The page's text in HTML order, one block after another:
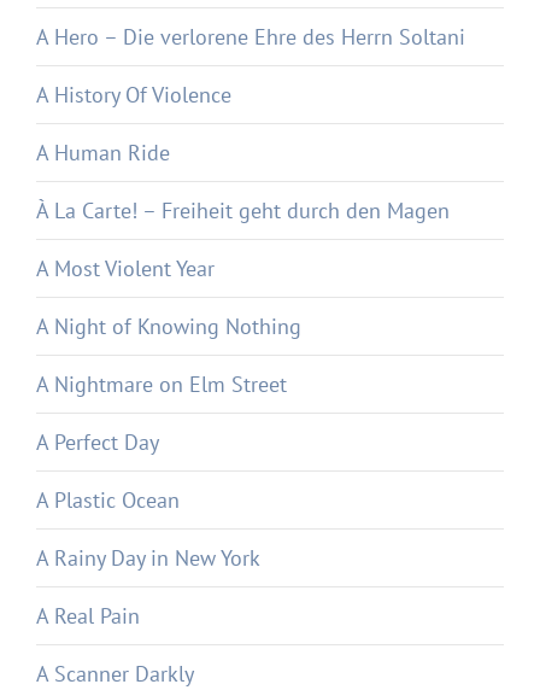
A Hero – Die verlorene Ehre des Herrn Soltani
A History Of Violence
A Human Ride
À La Carte! – Freiheit geht durch den Magen
A Most Violent Year
A Night of Knowing Nothing
A Nightmare on Elm Street
A Perfect Day
A Plastic Ocean
A Rainy Day in New York
A Real Pain
A Scanner Darkly